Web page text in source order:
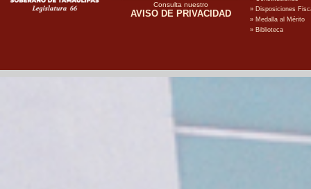
Consulta nuestro
AVISO DE PRIVACIDAD